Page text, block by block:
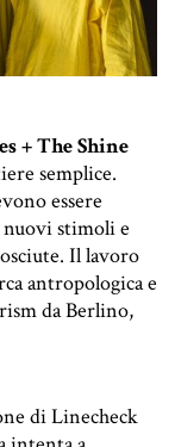
+ The Shine
semplice.
essere
nuovi stimoli e
Il lavoro
antropologica e
da Berlino,
di Linecheck